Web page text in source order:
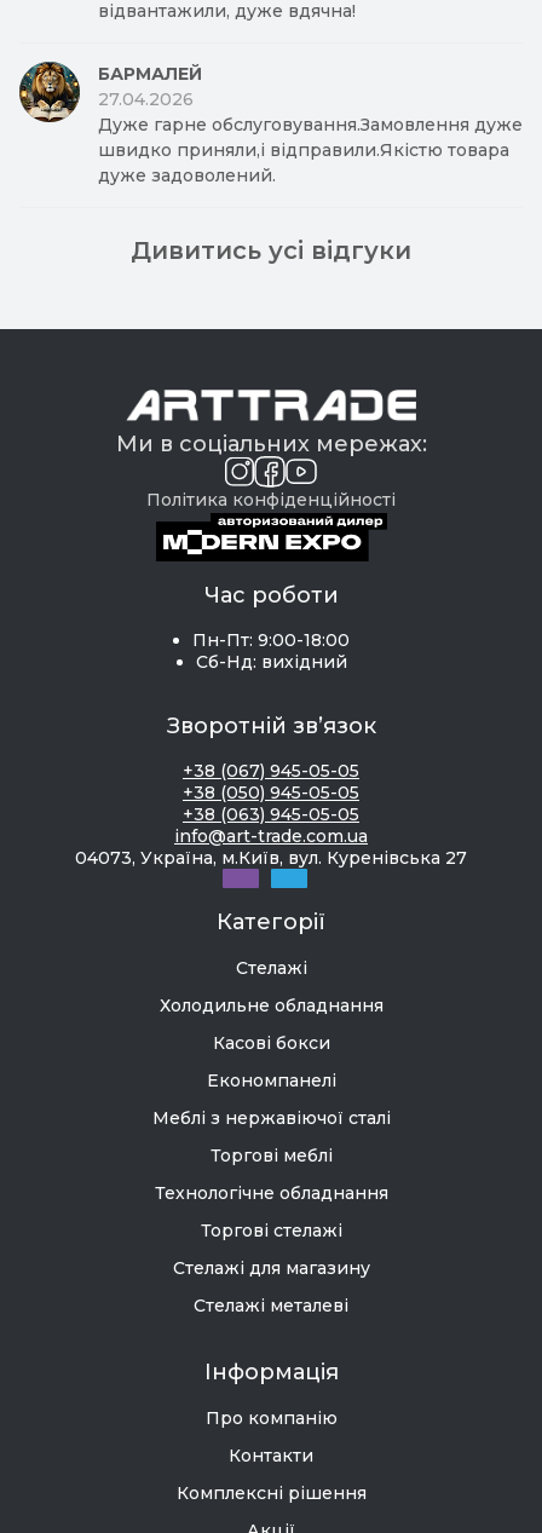
відвантажили, дуже вдячна!
БАРМАЛЕЙ
27.04.2026
Дуже гарне обслуговування.Замовлення дуже
швидко приняли,і відправили.Якістю товара
дуже задоволений.
Дивитись усі відгуки
Ми в соціальних мережах:
Політика конфіденційності
Час роботи
Пн-Пт: 9:00-18:00
Сб-Нд: вихідний
Зворотній зв’язок
+38 (067) 945-05-05
+38 (050) 945-05-05
+38 (063) 945-05-05
info@art-trade.com.ua
04073, Україна, м.Київ, вул. Куренівська 27
Категорії
Стелажі
Холодильне обладнання
Касові бокси
Економпанелі
Меблі з нержавіючої сталі
Торгові меблі
Технологічне обладнання
Торгові стелажі
Стелажі для магазину
Стелажі металеві
Інформація
Про компанію
Контакти
Комплексні рішення